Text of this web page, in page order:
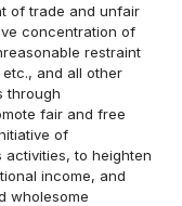
of trade and unfair
concentration of
restraint
and all other
through
fair and free
of
to heighten
income, and
wholesome